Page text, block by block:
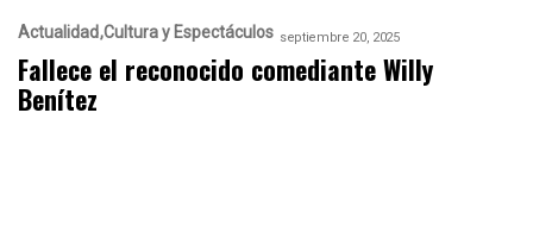
Actualidad Cultura y Espectáculos septiembre 20, 2025
Fallece el reconocido comediante Willy
Benítez